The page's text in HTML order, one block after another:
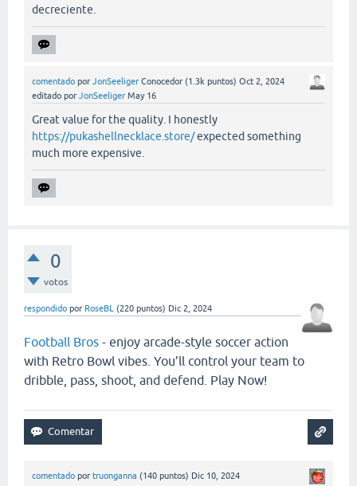
decreciente.
comentado por JonSeeliger Conocedor (1.3k puntos) Oct 2, 2024
editado por JonSeeliger May 16
Great value for the quality. I honestly
https://pukashellnecklace.store/expected something
much more expensive.
0
votos
respondido por RoseBL (220 puntos) Dic 2, 2024
Football Bros - enjoy arcade-style soccer action
with Retro Bowl vibes. You’ll control your team to
dribble, pass, shoot, and defend. Play Now!
comentado por truonganna (140 puntos) Dic 10, 2024